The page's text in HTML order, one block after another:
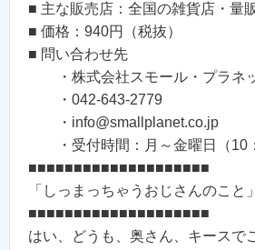
■ 主な販売店：全国の雑貨店・量
■ 価格：940円（税抜）
■ 問い合わせ先
・株式会社スモール・プラネ
・042-643-2779
・info@smallplanet.co.jp
・受付時間：月～金曜日（10
■■■■■■■■■■■■■■■■■■■■
「しっまっちゃうおじさんのこと
■■■■■■■■■■■■■■■■■■■■
はい、どうも、奥さん、キースで